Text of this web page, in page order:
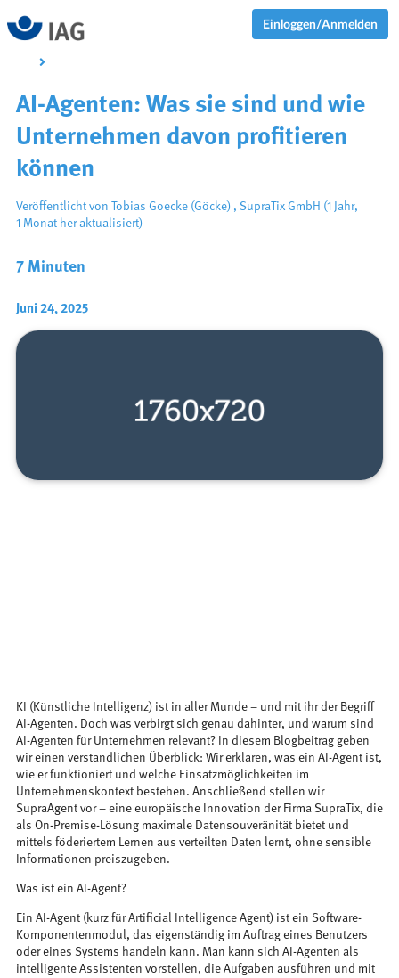
Einloggen/Anmelden
7 Minuten
Juni 24, 2025
AI-Agenten: Was sie sind und wie
Unternehmen davon profitieren
können
Veröffentlicht von Tobias Goecke (Göcke), SupraTix GmbH (1 Jahr,
1 Monat her aktualisiert)
KI (Künstliche Intelligenz) ist in aller Munde – und mit ihr der Begriff
AI-Agenten. Doch was verbirgt sich genau dahinter, und warum sind
AI-Agenten für Unternehmen relevant? In diesem Blogbeitrag geben
wir einen verständlichen Überblick: Wir erklären, was ein AI-Agent ist,
wie er funktioniert und welche Einsatzmöglichkeiten im
Unternehmenskontext bestehen. Anschließend stellen wir
SupraAgent vor – eine europäische Innovation der Firma SupraTix, die
als On-Premise-Lösung maximale Datensouveränität bietet und
mittels föderiertem Lernen aus verteilten Daten lernt, ohne sensible
Informationen preiszugeben.
Was ist ein AI-Agent?
Ein AI-Agent (kurz für Artificial Intelligence Agent) ist ein Software-
Komponentenmodul, das eigenständig im Auftrag eines Benutzers
oder eines Systems handeln kann. Man kann sich AI-Agenten als
intelligente Assistenten vorstellen, die Aufgaben ausführen und mit